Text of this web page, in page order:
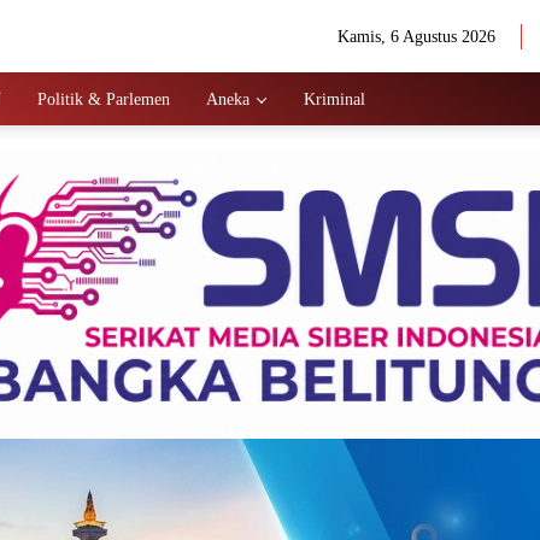
Kamis, 6 Agustus 2026
Politik & Parlemen Aneka Kriminal